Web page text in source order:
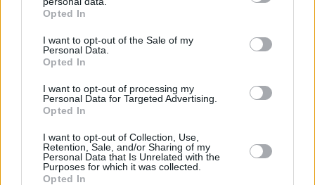
grant or deny consent to Google and its third-party tags to
use your data for below specified purposes in below Google
consent section.
Opted In
I want to opt-out of the Sale of my
Personal Data.
Opted In
I want to opt-out of processing my
Personal Data for Targeted Advertising.
Opted In
I want to opt-out of Collection, Use,
Retention, Sale, and/or Sharing of my
Personal Data that Is Unrelated with the
Purposes for which it was collected.
Opted In